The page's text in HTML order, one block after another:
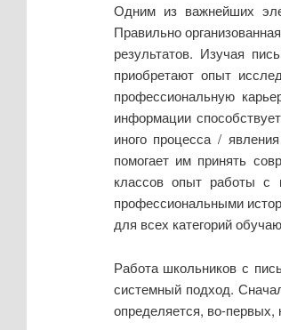
Одним из важнейших
Правильно
результатов. Изучая
приобретают опыт
профессиональную
информации
иного процесса /
помогает им принять
классов опыт работы с
профессиональными
для всех категорий
Работа школьников с
системный подход.
определяется, во-первых,